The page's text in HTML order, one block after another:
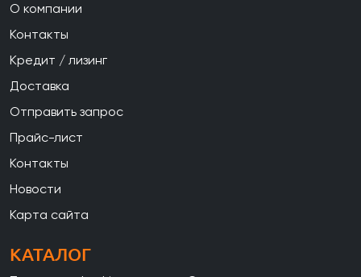
О компании
Контакты
Кредит / лизинг
Доставка
Отправить запрос
Прайс-лист
Контакты
Новости
Карта сайта
КАТАЛОГ